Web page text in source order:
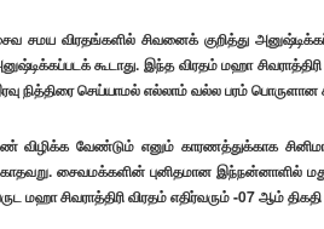
சமய விரதங்களில் சிவனைக் குறித்து
கூடாது. இந்த விரதம் மஹா
நித்திரை செய்யாமல் எல்லாம் வல்ல பரம்
விழிக்க வேண்டும் எனும் காரணத்துக்காக
சைவமக்களின் புனிதமான இந்நன்னாளில்
மஹா சிவராத்திரி விரதம் எதிர்வரும் -07 ஆம்